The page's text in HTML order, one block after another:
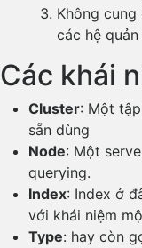
Không
các hệ
Các khái
Cluster: Một
sẵn dùng
Node: Một
querying.
Index: Index ở
với khái niệm
Type: hay còn